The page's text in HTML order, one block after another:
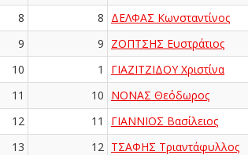
8
8 ΔΕΛΦΑΣ Κωνσταντίνος
9
9 ΖΟΠΤΣΗΣ Ευστράτιος
10
1 ΓΙΑΖΙΤΖΙΔΟΥ Χριστίνα
11
10 ΝΟΝΑΣ Θεόδωρος
12
11 ΓΙΑΝΝΙΟΣ Βασίλειος
13
12 ΤΣΑΦΗΣ Τριαντάφυλλος